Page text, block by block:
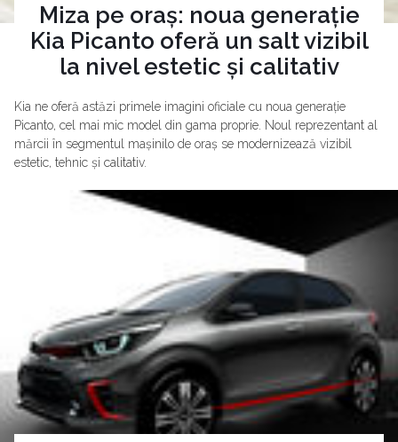
Miza pe oraș: noua generație
Kia Picanto oferă un salt vizibil
la nivel estetic și calitativ
Kia ne oferă astăzi primele imagini oficiale cu noua generație
Picanto, cel mai mic model din gama proprie. Noul reprezentant al
mărcii în segmentul mașinilo de oraș se modernizează vizibil
estetic, tehnic și calitativ.